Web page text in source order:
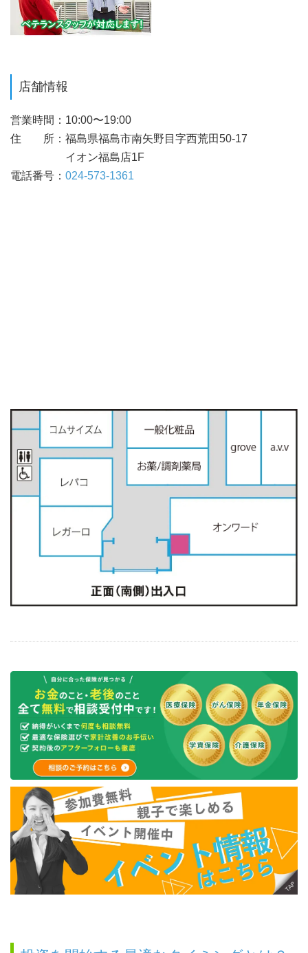
店舗情報
営業時間
10:00〜19:00
住 所
福島県福島市南矢野目字西荒田50-17
イオン福島店1F
電話番号
024-573-1361